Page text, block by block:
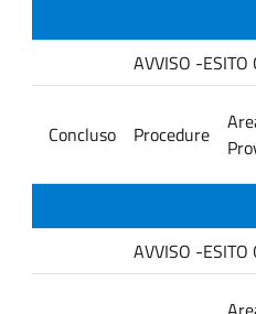
AVVISO -
Concluso Procedure
AVVISO -